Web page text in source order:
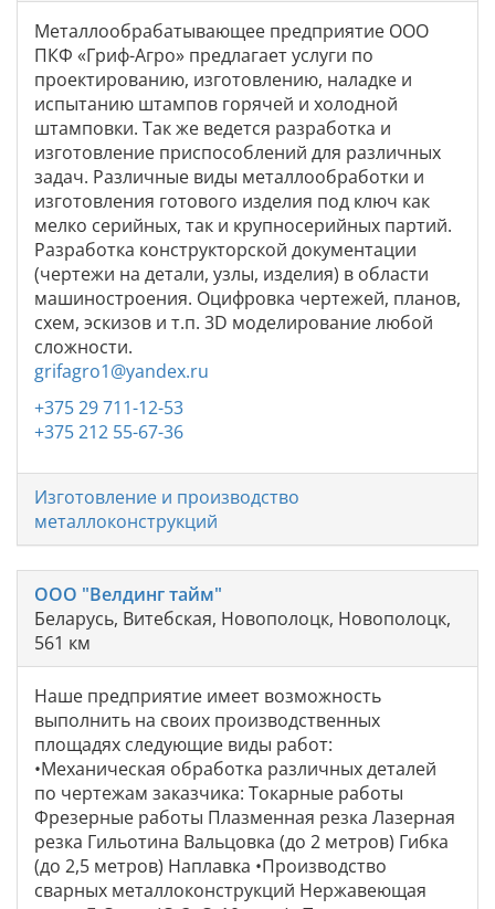
Металлообрабатывающее предприятие ООО
ПКФ «Гриф-Агро» предлагает услуги по
проектированию, изготовлению, наладке и
испытанию штампов горячей и холодной
штамповки. Так же ведется разработка и
изготовление приспособлений для различных
задач. Различные виды металлообработки и
изготовления готового изделия под ключ как
мелко серийных, так и крупносерийных партий.
Разработка конструкторской документации
(чертежи на детали, узлы, изделия) в области
машиностроения. Оцифровка чертежей, планов,
схем, эскизов и т.п. 3D моделирование любой
сложности.
grifagro1@yandex.ru
+375 29 711-12-53
+375 212 55-67-36
Изготовление и производство
металлоконструкций
ООО "Велдинг тайм"
Беларусь, Витебская, Новополоцк, Новополоцк,
561 км
Наше предприятие имеет возможность
выполнить на своих производственных
площадях следующие виды работ:
•Механическая обработка различных деталей
по чертежам заказчика: Токарные работы
Фрезерные работы Плазменная резка Лазерная
резка Гильотина Вальцовка (до 2 метров) Гибка
(до 2,5 метров) Наплавка •Производство
сварных металлоконструкций Нержавеющая